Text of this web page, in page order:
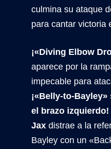
culmina su ataque
para cantar victoria
¡«Diving Elbow
aparece por la
impecable para
¡«Belly-to-
el brazo izquierdo!
Jax distrae a la
Bayley con un